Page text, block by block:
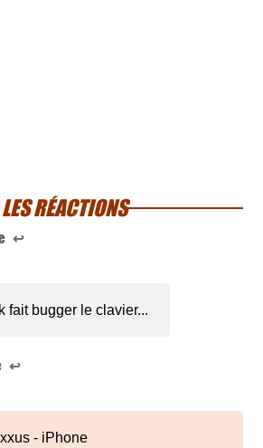
LES RÉACTIONS
↩
fait bugger le clavier...
↩
- iPhone